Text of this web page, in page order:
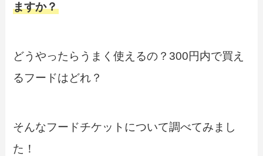
ますか？
どうやったらうまく使えるの？300円内で買え
るフードはどれ？
そんなフードチケットについて調べてみまし
た！